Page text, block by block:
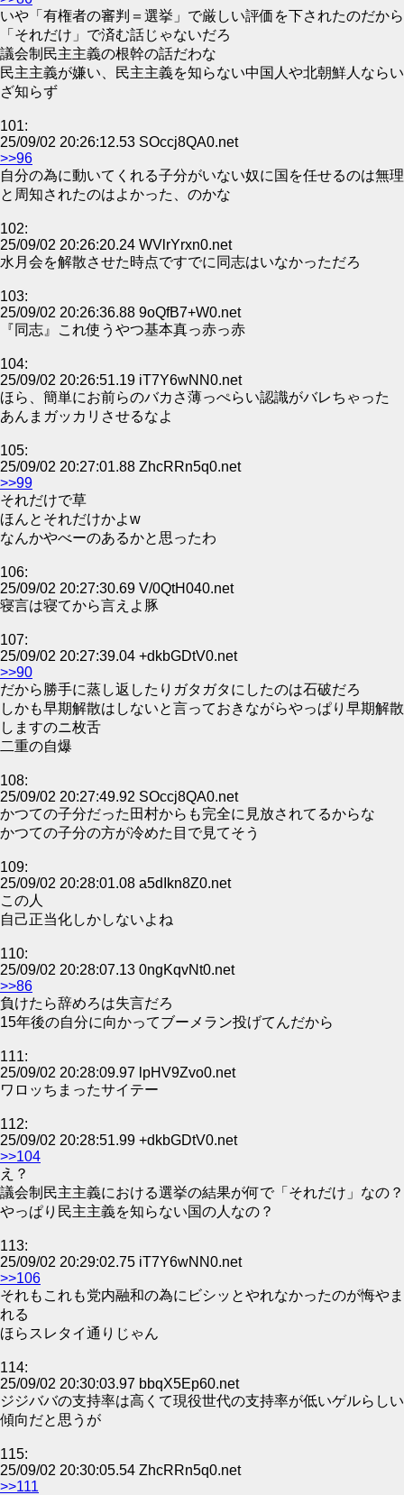
いや「有権者の審判＝選挙」で厳しい評価を下されたのだから
「それだけ」で済む話じゃないだろ
議会制民主主義の根幹の話だわな
民主主義が嫌い、民主主義を知らない中国人や北朝鮮人ならい
ざ知らず
101:
25/09/02 20:26:12.53 SOccj8QA0.net
>>96
自分の為に動いてくれる子分がいない奴に国を任せるのは無理
と周知されたのはよかった、のかな
102:
25/09/02 20:26:20.24 WVlrYrxn0.net
水月会を解散させた時点ですでに同志はいなかっただろ
103:
25/09/02 20:26:36.88 9oQfB7+W0.net
『同志』これ使うやつ基本真っ赤っ赤
104:
25/09/02 20:26:51.19 iT7Y6wNN0.net
ほら、簡単にお前らのバカさ薄っぺらい認識がバレちゃった
あんまガッカリさせるなよ
105:
25/09/02 20:27:01.88 ZhcRRn5q0.net
>>99
それだけで草
ほんとそれだけかよw
なんかやべーのあるかと思ったわ
106:
25/09/02 20:27:30.69 V/0QtH040.net
寝言は寝てから言えよ豚
107:
25/09/02 20:27:39.04 +dkbGDtV0.net
>>90
だから勝手に蒸し返したりガタガタにしたのは石破だろ
しかも早期解散はしないと言っておきながらやっぱり早期解散
しますのニ枚舌
二重の自爆
108:
25/09/02 20:27:49.92 SOccj8QA0.net
かつての子分だった田村からも完全に見放されてるからな
かつての子分の方が冷めた目で見てそう
109:
25/09/02 20:28:01.08 a5dIkn8Z0.net
この人
自己正当化しかしないよね
110:
25/09/02 20:28:07.13 0ngKqvNt0.net
>>86
負けたら辞めろは失言だろ
15年後の自分に向かってブーメラン投げてんだから
111:
25/09/02 20:28:09.97 lpHV9Zvo0.net
ワロッちまったサイテー
112:
25/09/02 20:28:51.99 +dkbGDtV0.net
>>104
え？
議会制民主主義における選挙の結果が何で「それだけ」なの？
やっぱり民主主義を知らない国の人なの？
113:
25/09/02 20:29:02.75 iT7Y6wNN0.net
>>106
それもこれも党内融和の為にビシッとやれなかったのが悔やま
れる
ほらスレタイ通りじゃん
114:
25/09/02 20:30:03.97 bbqX5Ep60.net
ジジババの支持率は高くて現役世代の支持率が低いゲルらしい
傾向だと思うが
115:
25/09/02 20:30:05.54 ZhcRRn5q0.net
>>111